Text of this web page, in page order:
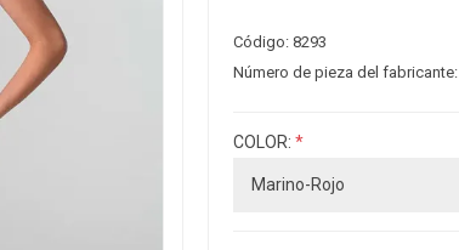
Código: 8293
Número de pieza del fabricante:
COLOR: *